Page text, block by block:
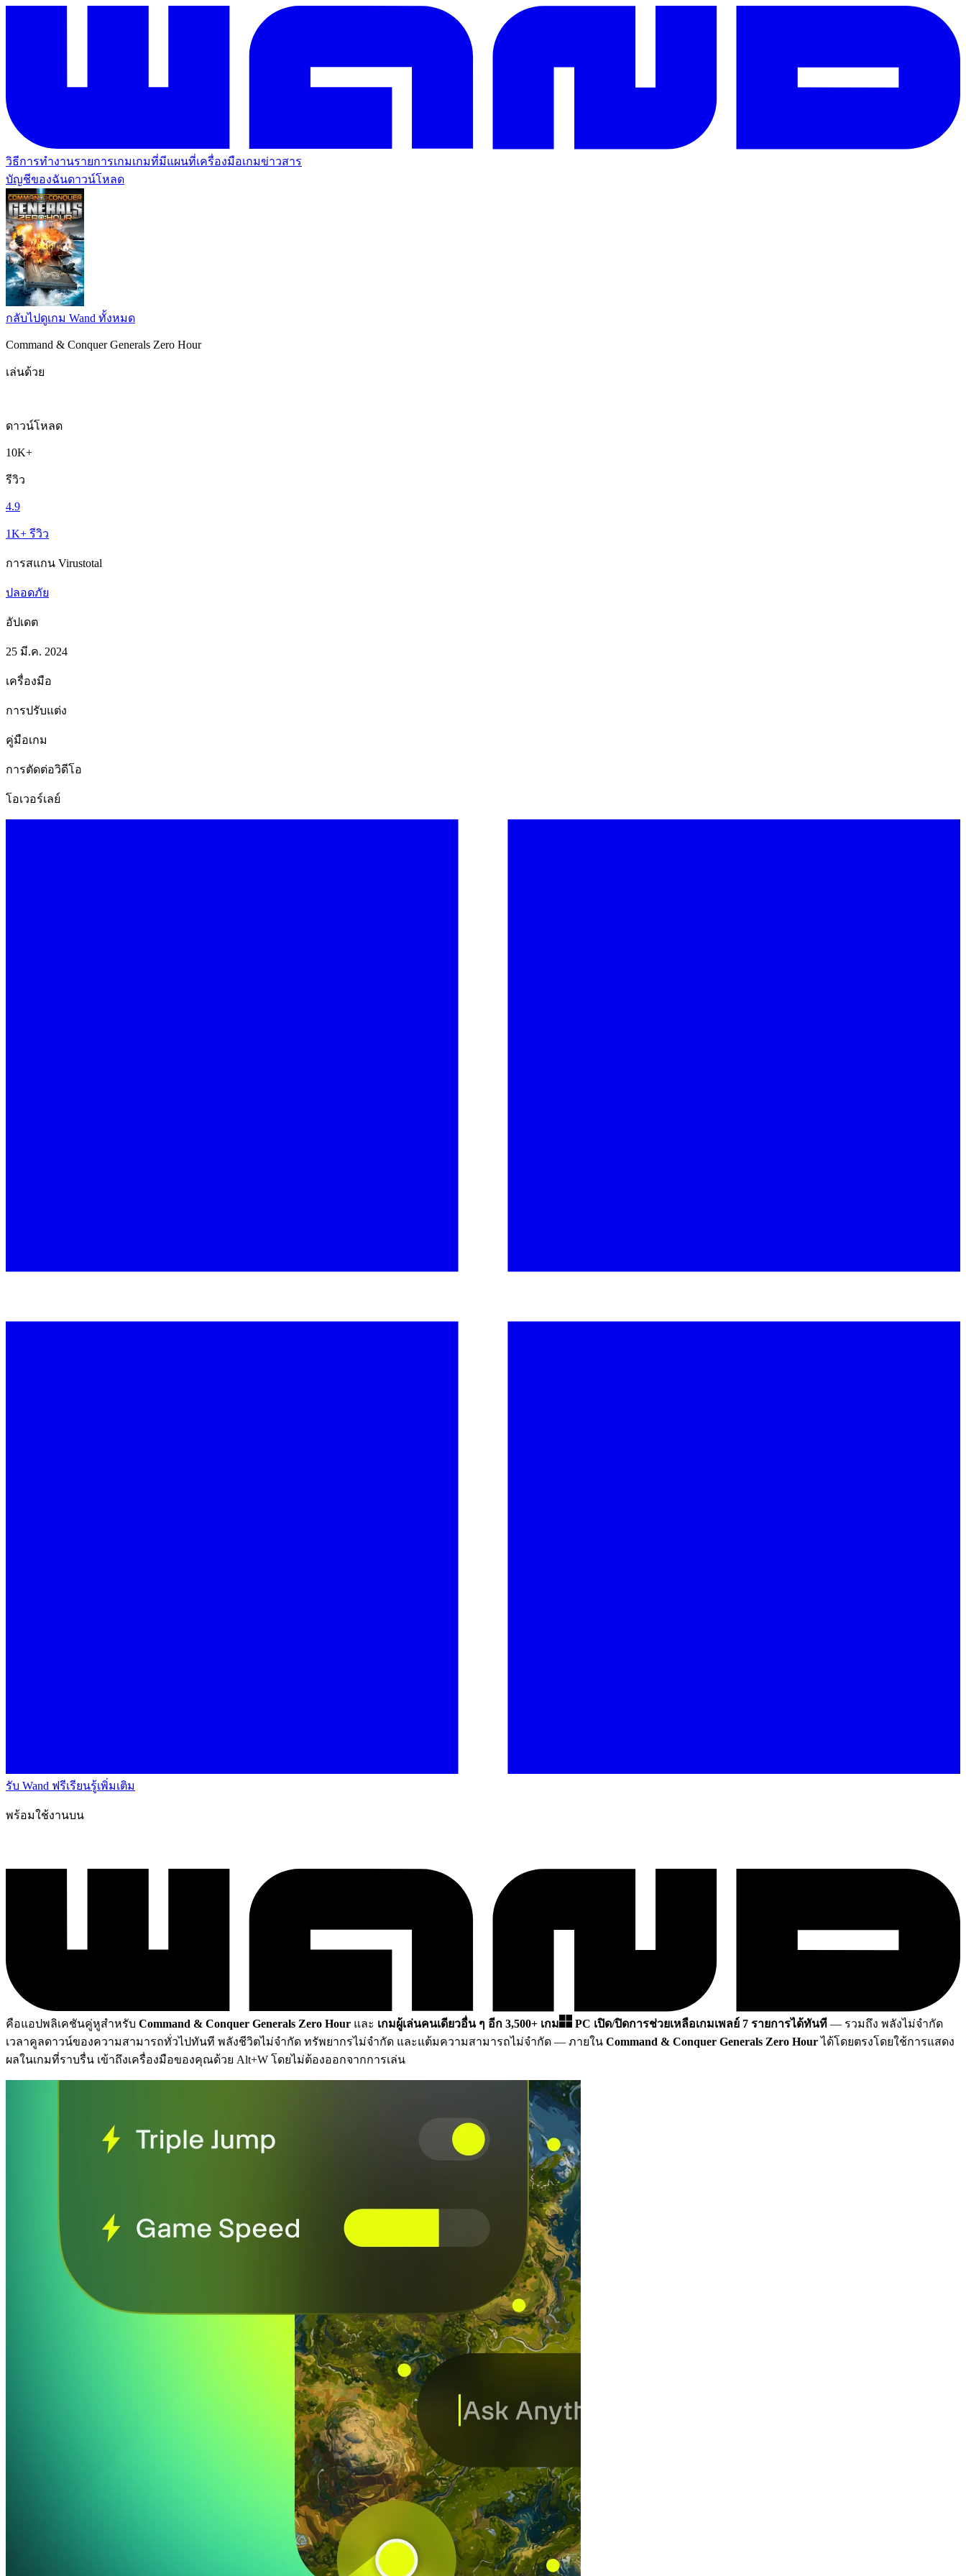
วิธีการทำงานรายการเกมเกมที่มีแผนที่เครื่องมือเกมข่าวสาร
บัญชีของฉันดาวน์โหลด
กลับไปดูเกม Wand ทั้งหมด
Command & Conquer Generals Zero Hour
เล่นด้วย
ดาวน์โหลด
10K+
รีวิว
4.9
1K+ รีวิว
การสแกน Virustotal
ปลอดภัย
อัปเดต
25 มี.ค. 2024
เครื่องมือ
การปรับแต่ง
คู่มือเกม
การตัดต่อวิดีโอ
โอเวอร์เลย์
รับ Wand ฟรีเรียนรู้เพิ่มเติม
พร้อมใช้งานบน
คือแอปพลิเคชันคู่หูสำหรับ Command & Conquer Generals Zero Hour และ เกมผู้เล่นคนเดียวอื่น ๆ อีก 3,500+ เกม PC เปิด/ปิดการช่วยเหลือเกมเพลย์ 7 รายการได้ทันที — รวมถึง พลังไม่จำกัด
เวลาคูลดาวน์ของความสามารถทั่วไปทันที พลังชีวิตไม่จำกัด ทรัพยากรไม่จำกัด และแต้มความสามารถไม่จำกัด — ภายใน Command & Conquer Generals Zero Hourได้โดยตรงโดยใช้การแสดง
ผลในเกมที่ราบรื่น เข้าถึงเครื่องมือของคุณด้วย Alt+W โดยไม่ต้องออกจากการเล่น